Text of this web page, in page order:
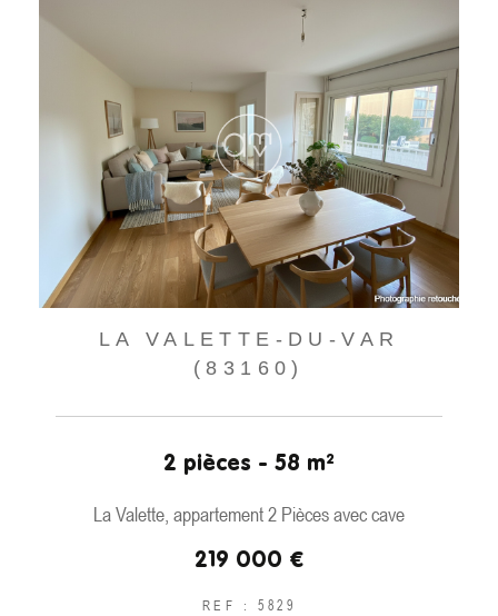
LA VALETTE-DU-VAR
(83160)
2 pièces - 58 m²
La Valette, appartement 2 Pièces avec cave
219 000 €
REF : 5829